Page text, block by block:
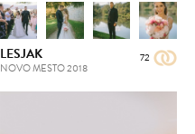
72
LESJAK
NOVO MESTO2018